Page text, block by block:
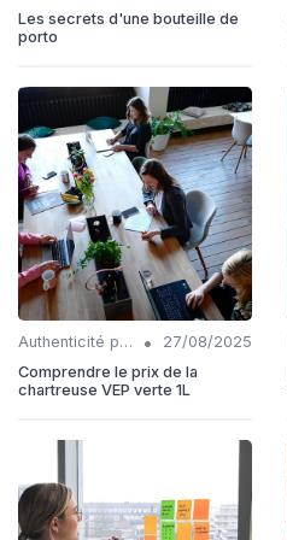
Les secrets d'une bouteille de
porto
Authenticité produits •
27/08/2025
Comprendre le prix de la
chartreuse VEP verte 1L